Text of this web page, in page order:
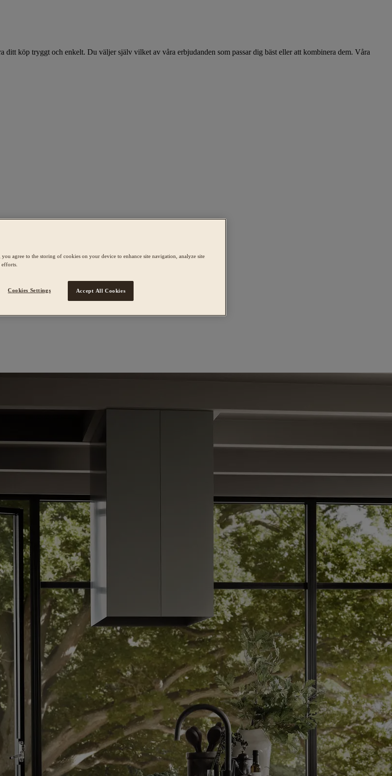
köp tryggt och enkelt. Du väljer själv vilket av våra erbjudanden som passar dig bäst eller att kombinera dem. Våra
agree to the storing of cookies on your device to enhance site navigation, analyze site
Cookies Settings Accept All Cookies